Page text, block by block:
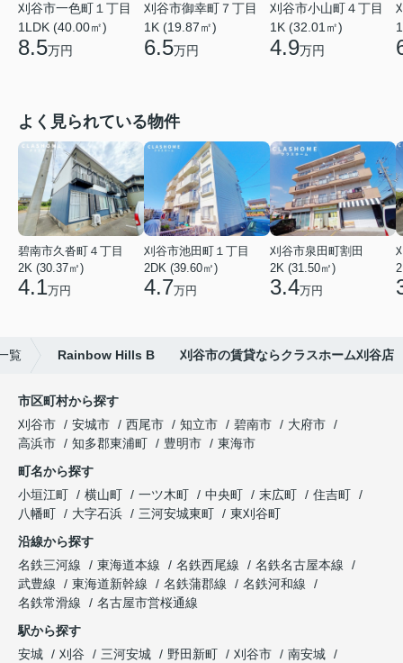
刈谷市一色町１丁目
1LDK (40.00㎡)
8.5万円
刈谷市御幸町７丁目
1K (19.87㎡)
6.5万円
刈谷市小山町４丁目
1K (32.01㎡)
4.9万円
よく見られている物件
碧南市久沓町４丁目
2K (30.37㎡)
4.1万円
刈谷市池田町１丁目
2DK (39.60㎡)
4.7万円
刈谷市泉田町割田
2K (31.50㎡)
3.4万円
覧 Rainbow Hills B 刈谷市の賃貸ならクラスホーム刈谷店
市区町村から探す
刈谷市
安城市 西尾市 知立市 碧南市
大府市
高浜市
知多郡東浦町 豊明市
東海市
町名から探す
小垣江町
横山町 一ツ木町 中央町 末広町
住吉町
八幡町
大字石浜 三河安城東町
東刈谷町
沿線から探す
名鉄三河線
東海道本線 名鉄西尾線
名鉄名古屋本線
武豊線
東海道新幹線 名鉄蒲郡線
名鉄河和線
名鉄常滑線
名古屋市営桜通線
駅から探す
安城
刈谷 三河安城 野田新町 刈谷市
南安城